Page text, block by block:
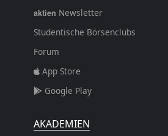
aktien Newsletter
Studentische Börsenclubs
Forum
App Store
Google Play
AKADEMIEN